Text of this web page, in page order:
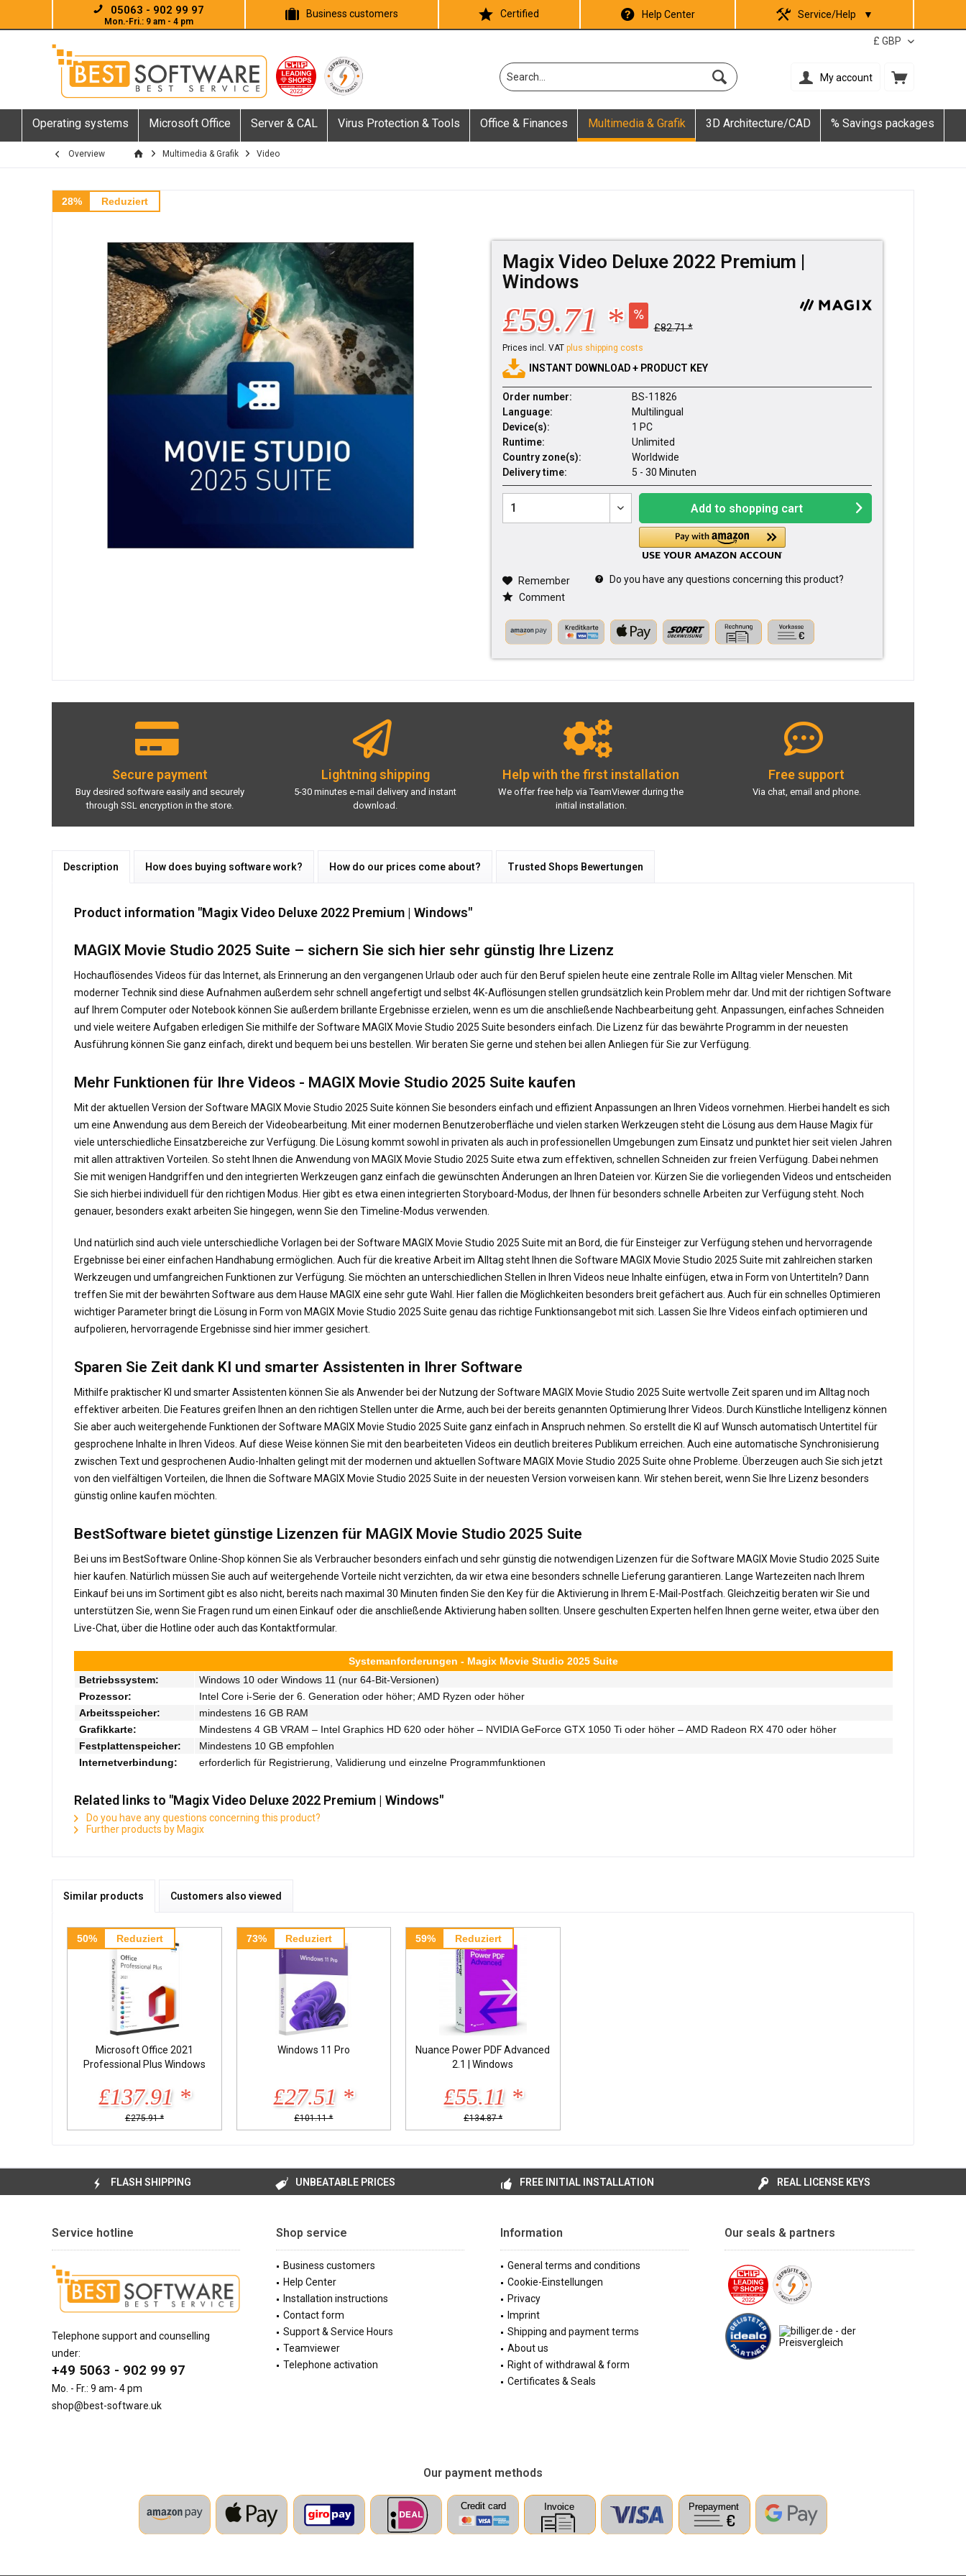
05063 - 902 99 97
Mon.-Fri.: 9 am - 4 pm
Business customers Certified Help Center Service/Help ▼
My account
Operating systems Microsoft Office Server & CAL Virus Protection & Tools Office & Finances Multimedia & Grafik 3D Architecture/CAD % Savings packages
Overview Multimedia & Grafik Video
28% Reduziert
Magix Video Deluxe 2022 Premium |
Windows
£59.71 * £82.71 *
Prices incl. VAT plus shipping costs
INSTANT DOWNLOAD + PRODUCT KEY
Order number:
BS-11826
Language:
Multilingual
Device(s):
1 PC
Runtime:
Unlimited
Country zone(s):
Worldwide
Delivery time:
5 - 30 Minuten
Add to shopping cart
Remember
Do you have any questions concerning this product?
Comment
Secure payment
Buy desired software easily and securely
through SSL encryption in the store.
Lightning shipping
5-30 minutes e-mail delivery and instant
download.
Help with the first installation
We offer free help via TeamViewer during the
initial installation.
Free support
Via chat, email and phone.
Description How does buying software work? How do our prices come about? Trusted Shops Bewertungen
Product information "Magix Video Deluxe 2022 Premium | Windows"
MAGIX Movie Studio 2025 Suite – sichern Sie sich hier sehr günstig Ihre Lizenz
Hochauflösendes Videos für das Internet, als Erinnerung an den vergangenen Urlaub oder auch für den Beruf spielen heute eine zentrale Rolle im Alltag vieler Menschen. Mit
moderner Technik sind diese Aufnahmen außerdem sehr schnell angefertigt und selbst 4K-Auflösungen stellen grundsätzlich kein Problem mehr dar. Und mit der richtigen Software
auf Ihrem Computer oder Notebook können Sie außerdem brillante Ergebnisse erzielen, wenn es um die anschließende Nachbearbeitung geht. Anpassungen, einfaches Schneiden
und viele weitere Aufgaben erledigen Sie mithilfe der Software MAGIX Movie Studio 2025 Suite besonders einfach. Die Lizenz für das bewährte Programm in der neuesten
Ausführung können Sie ganz einfach, direkt und bequem bei uns bestellen. Wir beraten Sie gerne und stehen bei allen Anliegen für Sie zur Verfügung.
Mehr Funktionen für Ihre Videos - MAGIX Movie Studio 2025 Suite kaufen
Mit der aktuellen Version der Software MAGIX Movie Studio 2025 Suite können Sie besonders einfach und effizient Anpassungen an Ihren Videos vornehmen. Hierbei handelt es sich
um eine Anwendung aus dem Bereich der Videobearbeitung. Mit einer modernen Benutzeroberfläche und vielen starken Werkzeugen steht die Lösung aus dem Hause Magix für
viele unterschiedliche Einsatzbereiche zur Verfügung. Die Lösung kommt sowohl in privaten als auch in professionellen Umgebungen zum Einsatz und punktet hier seit vielen Jahren
mit allen attraktiven Vorteilen. So steht Ihnen die Anwendung von MAGIX Movie Studio 2025 Suite etwa zum effektiven, schnellen Schneiden zur freien Verfügung. Dabei nehmen
Sie mit wenigen Handgriffen und den integrierten Werkzeugen ganz einfach die gewünschten Änderungen an Ihren Dateien vor. Kürzen Sie die vorliegenden Videos und entscheiden
Sie sich hierbei individuell für den richtigen Modus. Hier gibt es etwa einen integrierten Storyboard-Modus, der Ihnen für besonders schnelle Arbeiten zur Verfügung steht. Noch
genauer, besonders exakt arbeiten Sie hingegen, wenn Sie den Timeline-Modus verwenden.
Und natürlich sind auch viele unterschiedliche Vorlagen bei der Software MAGIX Movie Studio 2025 Suite mit an Bord, die für Einsteiger zur Verfügung stehen und hervorragende
Ergebnisse bei einer einfachen Handhabung ermöglichen. Auch für die kreative Arbeit im Alltag steht Ihnen die Software MAGIX Movie Studio 2025 Suite mit zahlreichen starken
Werkzeugen und umfangreichen Funktionen zur Verfügung. Sie möchten an unterschiedlichen Stellen in Ihren Videos neue Inhalte einfügen, etwa in Form von Untertiteln? Dann
treffen Sie mit der bewährten Software aus dem Hause MAGIX eine sehr gute Wahl. Hier fallen die Möglichkeiten besonders breit gefächert aus. Auch für ein schnelles Optimieren
wichtiger Parameter bringt die Lösung in Form von MAGIX Movie Studio 2025 Suite genau das richtige Funktionsangebot mit sich. Lassen Sie Ihre Videos einfach optimieren und
aufpolieren, hervorragende Ergebnisse sind hier immer gesichert.
Sparen Sie Zeit dank KI und smarter Assistenten in Ihrer Software
Mithilfe praktischer KI und smarter Assistenten können Sie als Anwender bei der Nutzung der Software MAGIX Movie Studio 2025 Suite wertvolle Zeit sparen und im Alltag noch
effektiver arbeiten. Die Features greifen Ihnen an den richtigen Stellen unter die Arme, auch bei der bereits genannten Optimierung Ihrer Videos. Durch Künstliche Intelligenz können
Sie aber auch weitergehende Funktionen der Software MAGIX Movie Studio 2025 Suite ganz einfach in Anspruch nehmen. So erstellt die KI auf Wunsch automatisch Untertitel für
gesprochene Inhalte in Ihren Videos. Auf diese Weise können Sie mit den bearbeiteten Videos ein deutlich breiteres Publikum erreichen. Auch eine automatische Synchronisierung
zwischen Text und gesprochenen Audio-Inhalten gelingt mit der modernen und aktuellen Software MAGIX Movie Studio 2025 Suite ohne Probleme. Überzeugen auch Sie sich jetzt
von den vielfältigen Vorteilen, die Ihnen die Software MAGIX Movie Studio 2025 Suite in der neuesten Version vorweisen kann. Wir stehen bereit, wenn Sie Ihre Lizenz besonders
günstig online kaufen möchten.
BestSoftware bietet günstige Lizenzen für MAGIX Movie Studio 2025 Suite
Bei uns im BestSoftware Online-Shop können Sie als Verbraucher besonders einfach und sehr günstig die notwendigen Lizenzen für die Software MAGIX Movie Studio 2025 Suite
hier kaufen. Natürlich müssen Sie auch auf weitergehende Vorteile nicht verzichten, da wir etwa eine besonders schnelle Lieferung garantieren. Lange Wartezeiten nach Ihrem
Einkauf bei uns im Sortiment gibt es also nicht, bereits nach maximal 30 Minuten finden Sie den Key für die Aktivierung in Ihrem E-Mail-Postfach. Gleichzeitig beraten wir Sie und
unterstützen Sie, wenn Sie Fragen rund um einen Einkauf oder die anschließende Aktivierung haben sollten. Unsere geschulten Experten helfen Ihnen gerne weiter, etwa über den
Live-Chat, über die Hotline oder auch das Kontaktformular.
Systemanforderungen - Magix Movie Studio 2025 Suite
Betriebssystem:
Windows 10 oder Windows 11 (nur 64-Bit-Versionen)
Prozessor:
Intel Core i-Serie der 6. Generation oder höher; AMD Ryzen oder höher
Arbeitsspeicher:
mindestens 16 GB RAM
Grafikkarte:
Mindestens 4 GB VRAM – Intel Graphics HD 620 oder höher – NVIDIA GeForce GTX 1050 Ti oder höher – AMD Radeon RX 470 oder höher
Festplattenspeicher:
Mindestens 10 GB empfohlen
Internetverbindung:
erforderlich für Registrierung, Validierung und einzelne Programmfunktionen
Related links to "Magix Video Deluxe 2022 Premium | Windows"
Do you have any questions concerning this product?
Further products by Magix
Similar products Customers also viewed
50% Reduziert
Microsoft Office 2021
Professional Plus Windows
£137.91 *
£275.91 *
73% Reduziert
Windows 11 Pro
£27.51 *
£101.11 *
59% Reduziert
Nuance Power PDF Advanced
2.1 | Windows
£55.11 *
£134.87 *
FLASH SHIPPING UNBEATABLE PRICES FREE INITIAL INSTALLATION REAL LICENSE KEYS
Service hotline
Telephone support and counselling
under:
+49 5063 - 902 99 97
Mo. - Fr.: 9 am- 4 pm
shop@best-software.uk
Shop service
Business customers
Help Center
Installation instructions
Contact form
Support & Service Hours
Teamviewer
Telephone activation
Information
General terms and conditions
Cookie-Einstellungen
Privacy
Imprint
Shipping and payment terms
About us
Right of withdrawal & form
Certificates & Seals
Our seals & partners
Our payment methods